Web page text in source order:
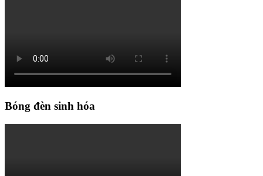
Bóng đèn sinh hóa